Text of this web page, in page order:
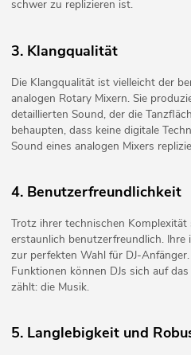
schwer zu replizieren ist.
3. Klangqualität
Die Klangqualität ist vielleicht der
analogen Rotary Mixern. Sie
detaillierten Sound, der die
behaupten, dass keine digitale
Sound eines analogen Mixers
4. Benutzerfreundlichkeit
Trotz ihrer technischen Komplexität
erstaunlich benutzerfreundlich.
zur perfekten Wahl für DJ-
Funktionen können DJs sich auf
zählt: die Musik.
5. Langlebigkeit und